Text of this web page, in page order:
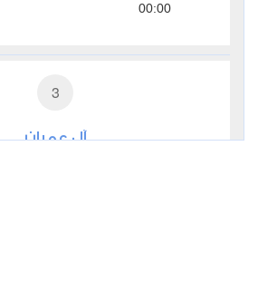
00:00
3
آل عمران